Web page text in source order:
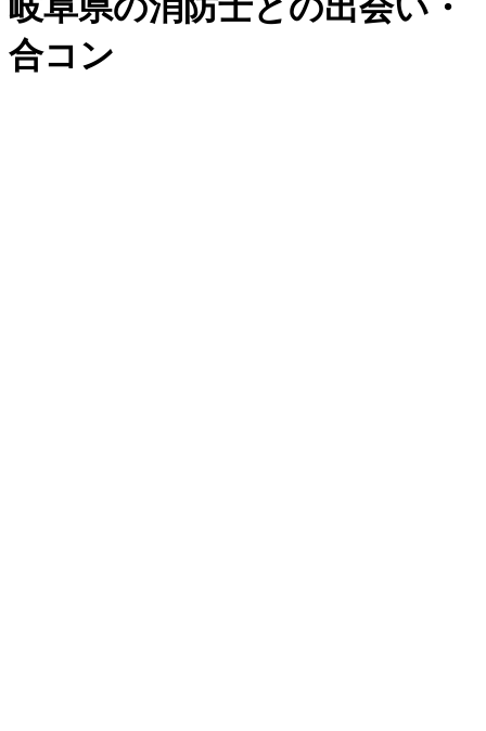
岐阜県の消防士との出会い・
合コン